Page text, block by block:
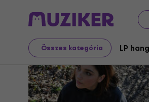
Összes kategória LP